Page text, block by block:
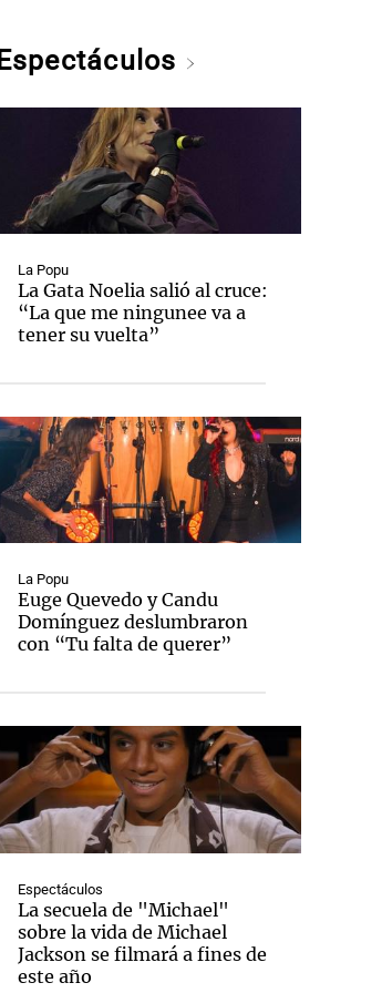
Espectáculos
La Popu
La Gata Noelia salió al cruce:
“La que me ningunee va a
tener su vuelta”
La Popu
Euge Quevedo y Candu
Domínguez deslumbraron
con “Tu falta de querer”
Espectáculos
La secuela de "Michael"
sobre la vida de Michael
Jackson se filmará a fines de
este año
Notas